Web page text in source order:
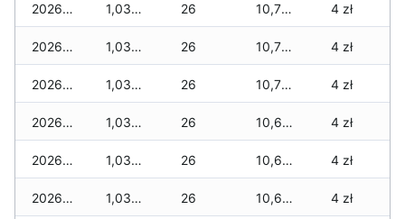
2026-04-11 1,035 zł 26 10,795 zł 4 zł
2026-04-10 1,035 zł 26 10,795 zł 4 zł
2026-04-09 1,035 zł 26 10,795 zł 4 zł
2026-04-08 1,035 zł 26 10,695 zł 4 zł
2026-04-07 1,035 zł 26 10,695 zł 4 zł
2026-04-06 1,035 zł 26 10,695 zł 4 zł